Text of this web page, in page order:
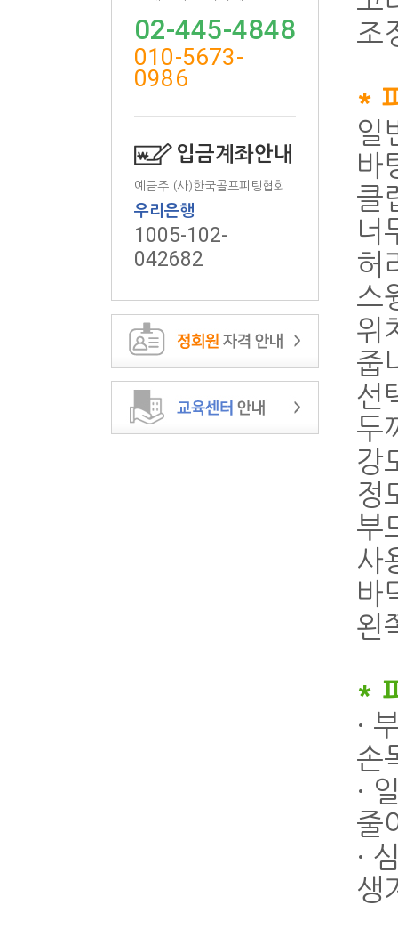
02-445-4848
010-5673-
0986
입금계좌안내
예금주 (사)한국골프피팅협회
우리은행
1005-102-
042682
조
*
일
바
클
너
허
스
위
줍
선
두
강
정
부
사
바
왼
*
·
손
·
줄
·
생